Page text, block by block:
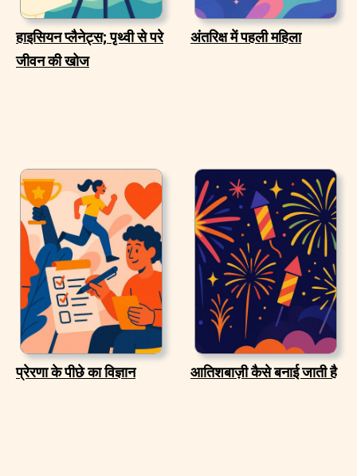
हाइसियन प्लैनेट्स; पृथ्वी से परे
जीवन की खोज
अंतरिक्ष में पहली महिला
प्रेरणा के पीछे का विज्ञान आतिशबाज़ी कैसे बनाई जाती है